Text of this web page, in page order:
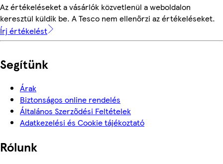
Az értékeléseket a vásárlók közvetlenül a weboldalon
keresztül küldik be. A Tesco nem ellenőrzi az értékeléseket.
Írj értékelést
Segítünk
Árak
Biztonságos online rendelés
Általános Szerződési Feltételek
Adatkezelési és Cookie tájékoztató
Rólunk